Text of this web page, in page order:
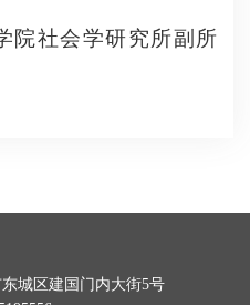
社会学研究所副所
城区建国门内大街5号